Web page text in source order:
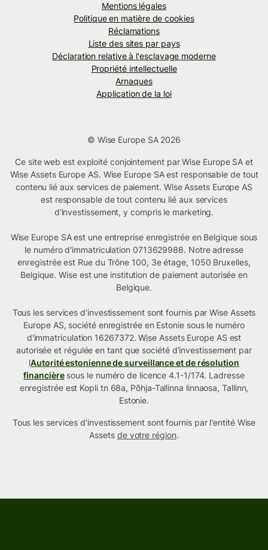
Mentions légales
Politique en matière de cookies
Réclamations
Liste des sites par pays
Déclaration relative à l'esclavage moderne
Propriété intellectuelle
Arnaques
Application de la loi
© Wise Europe SA 2026
Ce site web est exploité conjointement par Wise Europe SA et
Wise Assets Europe AS. Wise Europe SA est responsable de tout
contenu lié aux services de paiement. Wise Assets Europe AS
est responsable de tout contenu lié aux services
d'investissement, y compris le marketing.
Wise Europe SA est une entreprise enregistrée en Belgique sous
le numéro d'immatriculation 0713629988. Notre adresse
enregistrée est Rue du Trône 100, 3e étage, 1050 Bruxelles,
Belgique. Wise est une institution de paiement autorisée en
Belgique.
Tous les services d'investissement sont fournis par Wise Assets
Europe AS, société enregistrée en Estonie sous le numéro
d'immatriculation 16267372. Wise Assets Europe AS est
autorisée et régulée en tant que société d'investissement par
lAutorité estonienne de surveillance et de résolution
financièresous le numéro de licence 4.1-1/174. Ladresse
enregistrée est Kopli tn 68a, Põhja-Tallinna linnaosa, Tallinn,
Estonie.
Tous les services d'investissement sont fournis par l'entité Wise
Assets de votre région.